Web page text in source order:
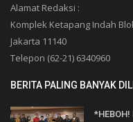
Alamat Redaksi :
Komplek Ketapang Indah
Jakarta 11140
Telepon (62-21) 6340960
BERITA PALING BANYAK